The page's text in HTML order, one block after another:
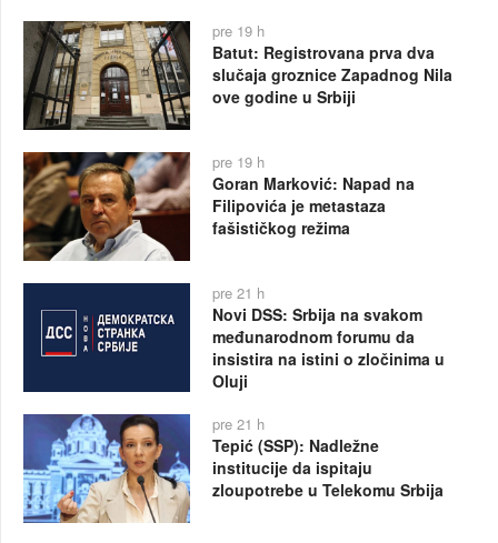
pre 19 h
Batut: Registrovana prva dva
slučaja groznice Zapadnog Nila
ove godine u Srbiji
pre 19 h
Goran Marković: Napad na
Filipovića je metastaza
fašističkog režima
pre 21 h
Novi DSS: Srbija na svakom
međunarodnom forumu da
insistira na istini o zločinima u
Oluji
pre 21 h
Tepić (SSP): Nadležne
institucije da ispitaju
zloupotrebe u Telekomu Srbija